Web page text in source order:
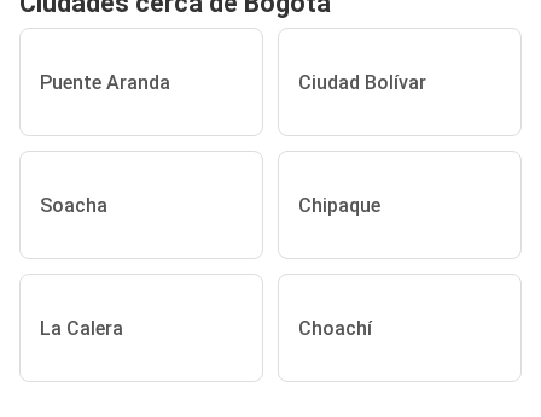
Puente Aranda Ciudad Bolívar
Soacha Chipaque
La Calera Choachí